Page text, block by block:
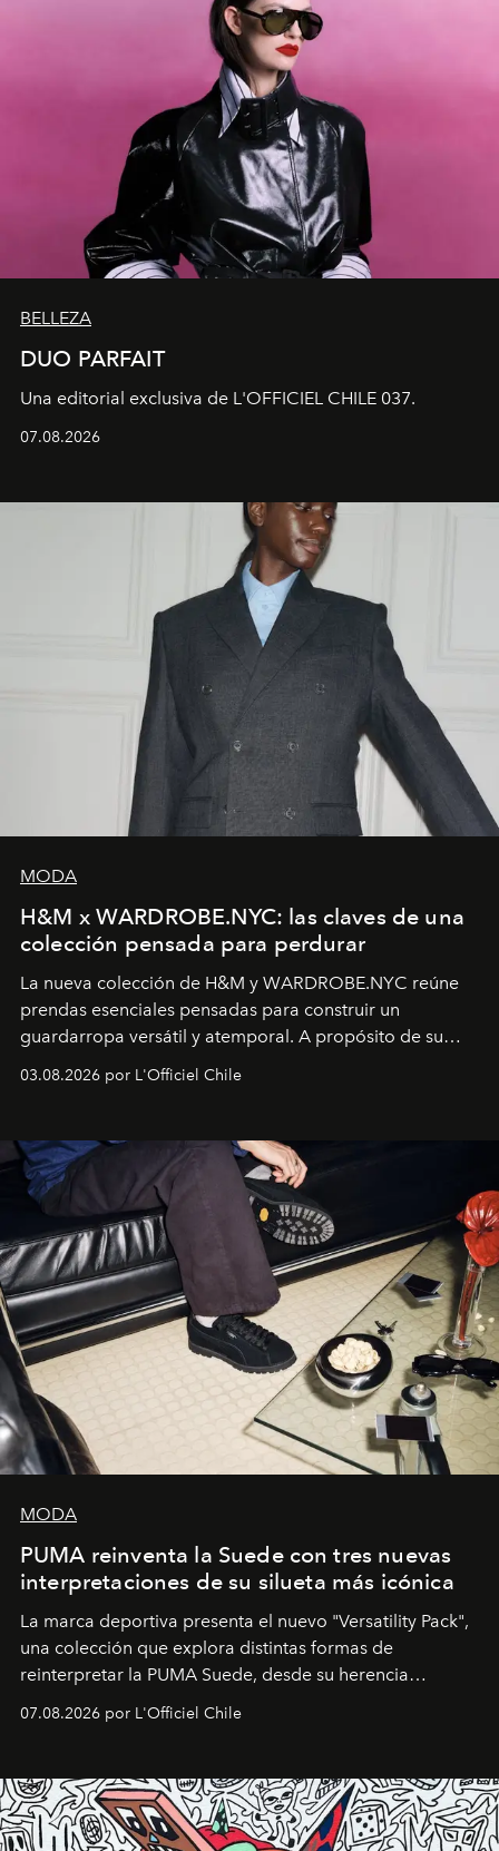
BELLEZA
DUO PARFAIT
Una editorial exclusiva de L'OFFICIEL CHILE 037.
07.08.2026
MODA
H&M x WARDROBE.NYC: las claves de una
colección pensada para perdurar
La nueva colección de H&M y WARDROBE.NYC reúne
prendas esenciales pensadas para construir un
guardarropa versátil y atemporal. A propósito de su
lanzamiento, los fundadores de la firma neoyorquina y
la asesora creativa y jefa de diseño global de la marca
y la filosofía detrás de la propuesta.
03.08.2026 por L'Officiel Chile
MODA
PUMA reinventa la Suede con tres nuevas
interpretaciones de su silueta más icónica
La marca deportiva presenta el nuevo "Versatility Pack",
una colección que explora distintas formas de
reinterpretar la PUMA Suede, desde su herencia
deportiva hasta una mirada moderna inspirada en el
diseño y el universo outdoor.
07.08.2026 por L'Officiel Chile